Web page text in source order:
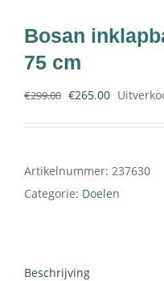
Bosan
75 cm
€299.00 €265.00
Artikelnummer: 237630
Categorie: Doelen
Beschrijving